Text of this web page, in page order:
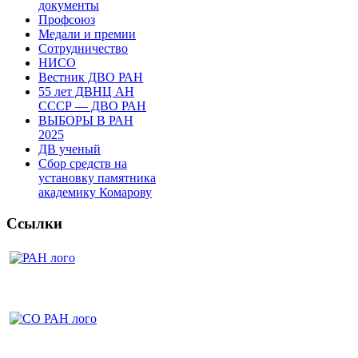
документы
Профсоюз
Медали и премии
Сотрудничество
НИСО
Вестник ДВО РАН
55 лет ДВНЦ АН
СССР — ДВО РАН
ВЫБОРЫ В РАН
2025
ДВ ученый
Сбор средств на
установку памятника
академику Комарову
Ссылки